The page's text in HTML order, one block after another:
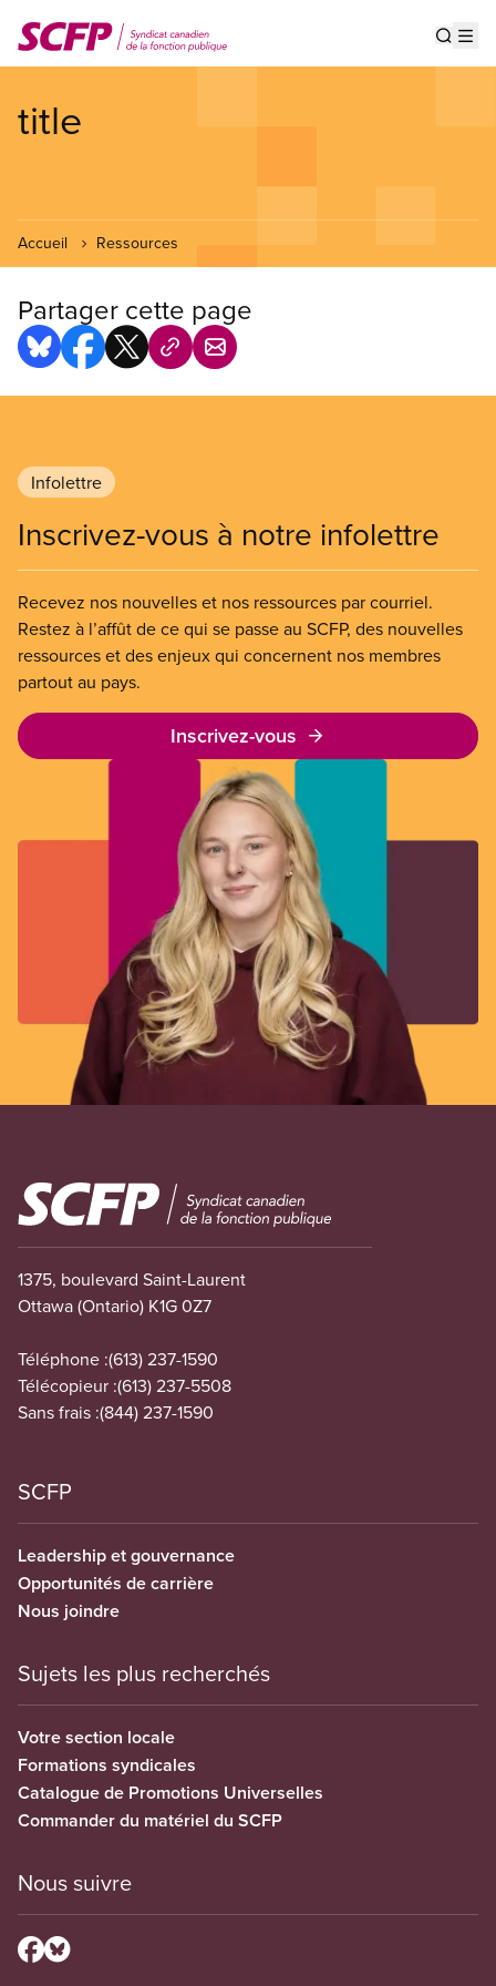
au
contenu
title
Accueil Ressources
Partager cette page
Infolettre
Inscrivez-vous à notre infolettre
Recevez nos nouvelles et nos ressources par courriel.
Restez à l’affût de ce qui se passe au SCFP, des nouvelles
ressources et des enjeux qui concernent nos membres
partout au pays.
Inscrivez-vous
Image
1375, boulevard Saint-Laurent
Ottawa (Ontario) K1G 0Z7
Téléphone :(613) 237-1590
Télécopieur :(613) 237-5508
Sans frais :(844) 237-1590
SCFP
Leadership et gouvernance
Opportunités de carrière
Nous joindre
Sujets les plus recherchés
Votre section locale
Formations syndicales
Catalogue de Promotions Universelles
Commander du matériel du SCFP
Nous suivre